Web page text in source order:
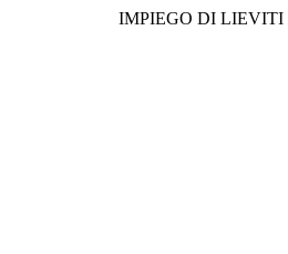
IMPIEGO DI LIEVITI